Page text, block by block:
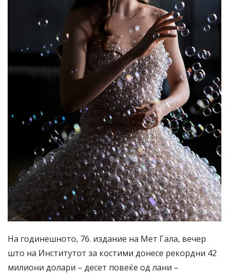
На годинешното, 76. издание на Мет Гала, вечер
што на Институтот за костими донесе рекордни 42
милиони долари – десет повеќе од лани –